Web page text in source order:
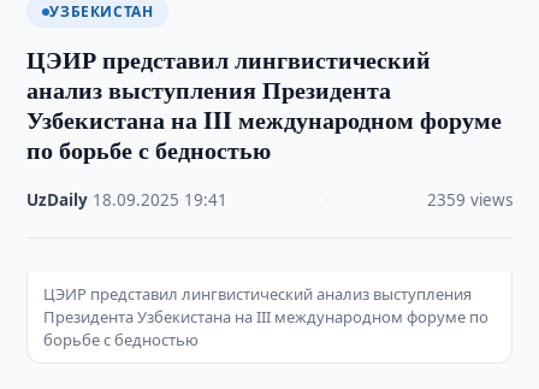
УЗБЕКИСТАН
ЦЭИР представил лингвистический
анализ выступления Президента
Узбекистана на III международном форуме
по борьбе с бедностью
UzDaily 18.09.2025 19:41 2359 views
ЦЭИР представил лингвистический анализ выступления
Президента Узбекистана на III международном форуме по
борьбе с бедностью